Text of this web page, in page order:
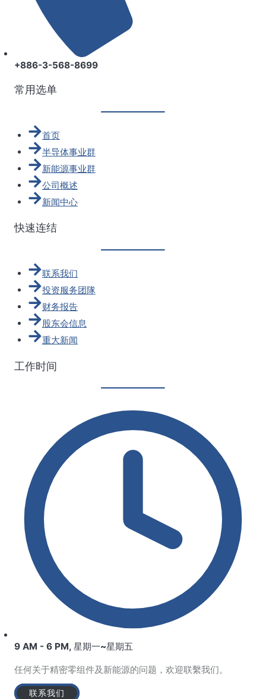
+886-3-568-8699
常用选单
首页
半导体事业群
新能源事业群
公司概述
新闻中心
快速连结
联系我们
投资服务团隊
财务报告
股东会信息
重大新闻
工作时间
9 AM - 6 PM, 星期一~星期五
任何关于精密零组件及新能源的问题，欢迎联繫我们。
联系我们